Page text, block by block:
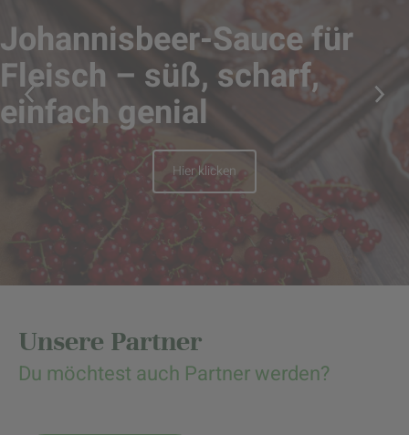
Johannisbeer-Sauce für
Fleisch – süß, scharf,
einfach genial
Hier klicken
Unsere Partner
Du möchtest auch Partner werden?